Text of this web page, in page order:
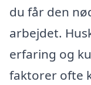
du får den
arbejdet.
erfaring og
faktorer ofte